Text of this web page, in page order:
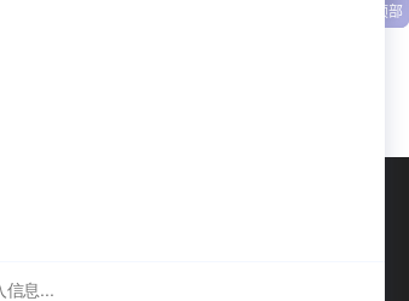
及恐怖车辆通行的理
的接口，该产品不仅
的使用状况，本产品
返回顶部
电话：